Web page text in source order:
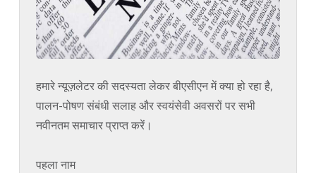
हमारे न्यूज़लेटर की सदस्यता लेकर बीएसीएन में क्या हो रहा है,
पालन-पोषण संबंधी सलाह और स्वयंसेवी अवसरों पर सभी
नवीनतम समाचार प्राप्त करें।
पहला नाम